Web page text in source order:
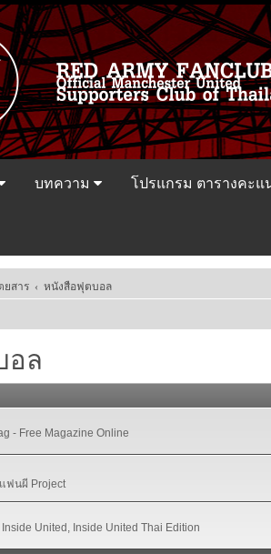
บทความ โปรแกรม ตารางคะ
ยสาร ‹ หนังสือฟุตบอล
อล
- Free Magazine Online
ฟนผี Project
United, Inside United Thai Edition